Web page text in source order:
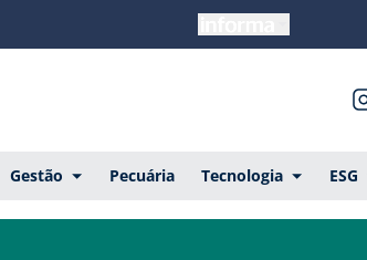
Gestão Pecuária Tecnologia ESG